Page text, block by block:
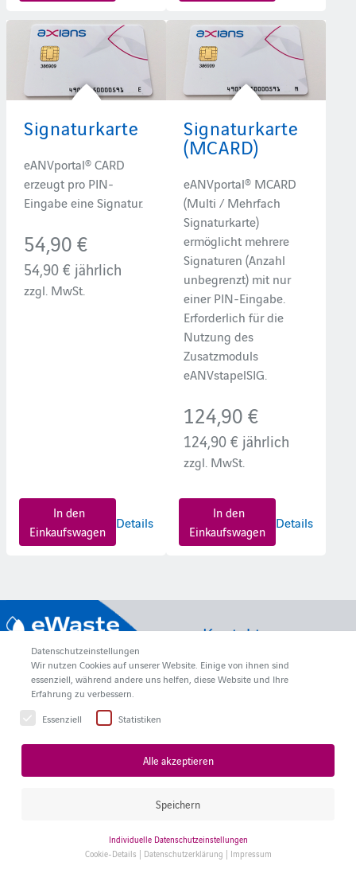
Signaturkarte
eANVportal® CARD
erzeugt pro PIN-
Eingabe eine Signatur.
54,90 €
54,90 € jährlich
zzgl. MwSt.
In den
Einkaufswagen
Details
Signaturkarte
(MCARD)
eANVportal® MCARD
(Multi / Mehrfach
Signaturkarte)
ermöglicht mehrere
Signaturen (Anzahl
unbegrenzt) mit nur
einer PIN-Eingabe.
Erforderlich für die
Nutzung des
Zusatzmoduls
eANVstapelSIG.
124,90 €
124,90 € jährlich
zzgl. MwSt.
In den
Einkaufswagen
Details
Axians eWaste GmbH
Hörvelsinger Weg 21
89081 Ulm
Deutschland
info@axians-ewaste.com
+49 731 1551-115
Kontakt
Copyright |Impressum
Datenschutzeinstellungen
Wir nutzen Cookies auf unserer Website. Einige von ihnen sind
essenziell, während andere uns helfen, diese Website und Ihre
Erfahrung zu verbessern.
Essenziell
Statistiken
Alle akzeptieren
Speichern
Individuelle Datenschutzeinstellungen
Cookie-Details | Datenschutzerklärung | Impressum